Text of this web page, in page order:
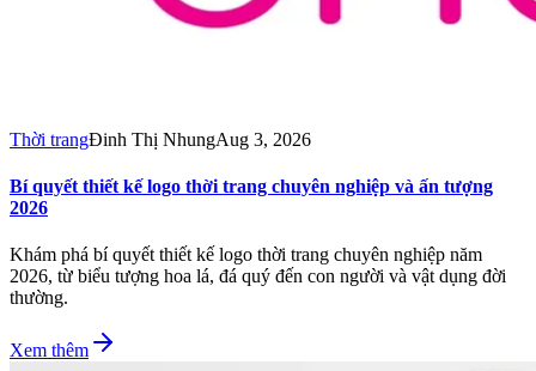
Thời trangĐinh Thị NhungAug 3, 2026
Bí quyết thiết kế logo thời trang chuyên nghiệp và ấn tượng
2026
Khám phá bí quyết thiết kế logo thời trang chuyên nghiệp năm
2026, từ biểu tượng hoa lá, đá quý đến con người và vật dụng đời
thường.
Xem thêm